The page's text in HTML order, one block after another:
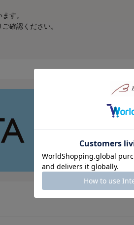
す。
確認ください。
安心して着せたいママと
こだわりの機能と豊富な